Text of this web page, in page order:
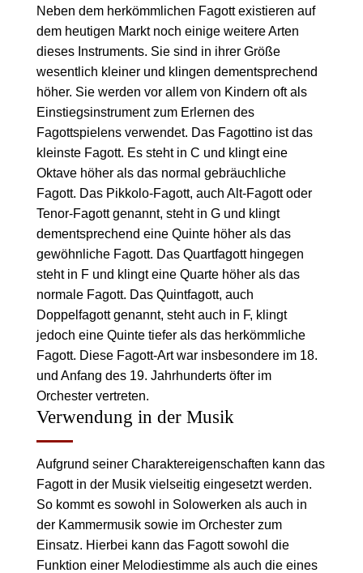
Neben dem herkömmlichen Fagott existieren auf
dem heutigen Markt noch einige weitere Arten
dieses Instruments. Sie sind in ihrer Größe
wesentlich kleiner und klingen dementsprechend
höher. Sie werden vor allem von Kindern oft als
Einstiegsinstrument zum Erlernen des
Fagottspielens verwendet. Das Fagottino ist das
kleinste Fagott. Es steht in C und klingt eine
Oktave höher als das normal gebräuchliche
Fagott. Das Pikkolo-Fagott, auch Alt-Fagott oder
Tenor-Fagott genannt, steht in G und klingt
dementsprechend eine Quinte höher als das
gewöhnliche Fagott. Das Quartfagott hingegen
steht in F und klingt eine Quarte höher als das
normale Fagott. Das Quintfagott, auch
Doppelfagott genannt, steht auch in F, klingt
jedoch eine Quinte tiefer als das herkömmliche
Fagott. Diese Fagott-Art war insbesondere im 18.
und Anfang des 19. Jahrhunderts öfter im
Orchester vertreten.
Verwendung in der Musik
Aufgrund seiner Charaktereigenschaften kann das
Fagott in der Musik vielseitig eingesetzt werden.
So kommt es sowohl in Solowerken als auch in
der Kammermusik sowie im Orchester zum
Einsatz. Hierbei kann das Fagott sowohl die
Funktion einer Melodiestimme als auch die eines